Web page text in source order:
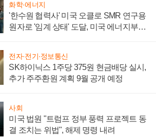
화학·에너지
'한수원 협력사' 미국 오클로 SMR 연구용
원자로 '임계 상태' 도달, 미국 에너지부
전자·전기·정보통신
SK하이닉스 1주당 375원 현금배당 실시,
추가 주주환원 계획 9월 공개 예정
사회
미국 법원 "트럼프 정부 풍력 프로젝트 동
결 조치는 위법", 해제 명령 내려